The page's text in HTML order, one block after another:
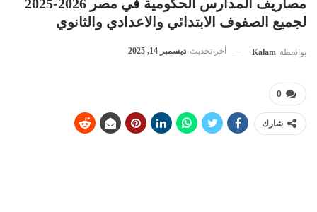
مصاريف المدارس الحكومية في مصر 2026-2025
لجميع الصفوف الابتدائي والاعدادي والثانوي
بواسطة Kalam أخر تحديث ديسمبر 14, 2025
0
شارك